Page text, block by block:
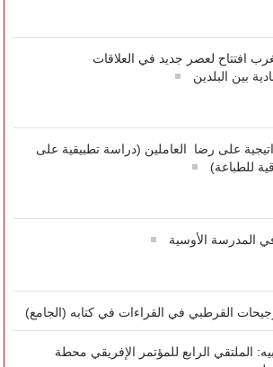
افتتاح لعصر جديد في العلاقات
بين البلدين
على رضا العاملين (دراسة تطبيقية على
للطباعة)
المدرسة الأوسية
القرطبي في القراءات في كتابه (الجامع)
الملتقي الرابع للمؤتمر الإفريقي محطة